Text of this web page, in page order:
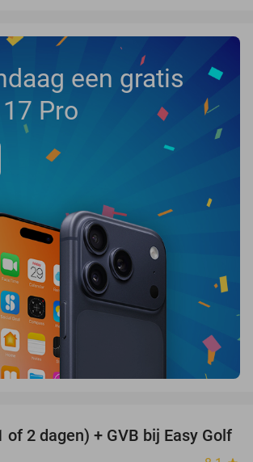
een gratis
Pro
60%
of 2 dagen) + GVB bij Easy Golf